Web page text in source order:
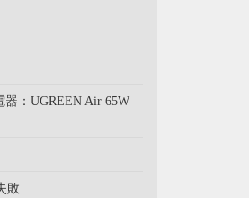
：UGREEN Air 65W
敗